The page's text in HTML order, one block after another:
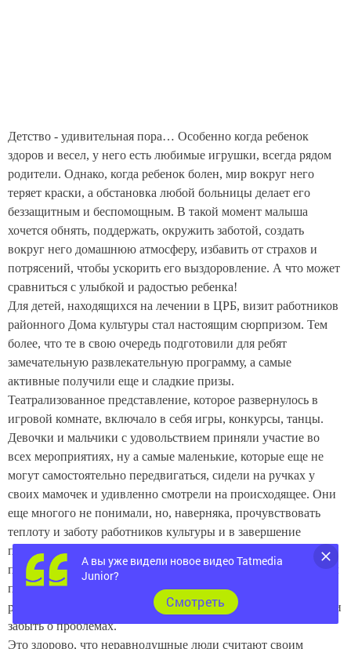
Детство - удивительная пора… Особенно когда ребенок
здоров и весел, у него есть любимые игрушки, всегда рядом
родители. Однако, когда ребенок болен, мир вокруг него
теряет краски, а обстановка любой больницы делает его
беззащитным и беспомощным. В такой момент малыша
хочется обнять, поддержать, окружить заботой, создать
вокруг него домашнюю атмосферу, избавить от страхов и
потрясений, чтобы ускорить его выздоровление. А что может
сравниться с улыбкой и радостью ребенка!
Для детей, находящихся на лечении в ЦРБ, визит работников
районного Дома культуры стал настоящим сюрпризом. Тем
более, что те в свою очередь подготовили для ребят
замечательную развлекательную программу, а самые
активные получили еще и сладкие призы.
Театрализованное представление, которое развернулось в
игровой комнате, включало в себя игры, конкурсы, танцы.
Девочки и мальчики с удовольствием приняли участие во
всех мероприятиях, ну а самые маленькие, которые еще не
могут самостоятельно передвигаться, сидели на ручках у
своих мамочек и удивленно смотрели на происходящее. Они
еще многого не понимали, но, наверняка, прочувствовать
теплоту и заботу работников культуры и в завершение
праздника тоже получили сладкие призы. Праздник
получился славный, радость в глазах, задорных смех детворы
переполнял сердца зрителей. Не только дети, но и их
родители сумели ненадолго отвлечься от больничной суеты и
забыть о проблемах.
Это здорово, что неравнодушные люди считают своим
А вы уже видели новое видео Tatmedia
Junior?
Cмотреть